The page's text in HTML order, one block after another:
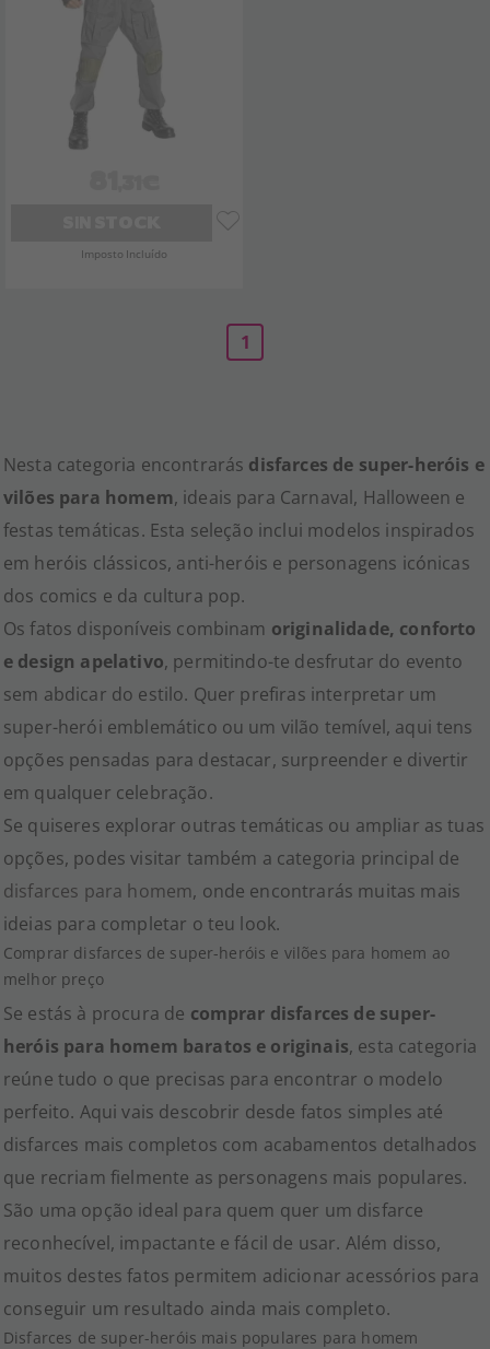
Imposto Incluído
1
Nesta categoria encontrarás disfarces de super-heróis e
vilões para homem, ideais para Carnaval, Halloween e
festas temáticas. Esta seleção inclui modelos inspirados
em heróis clássicos, anti-heróis e personagens icónicas
dos comics e da cultura pop.
Os fatos disponíveis combinam originalidade, conforto
e design apelativo, permitindo-te desfrutar do evento
sem abdicar do estilo. Quer prefiras interpretar um
super-herói emblemático ou um vilão temível, aqui tens
opções pensadas para destacar, surpreender e divertir
em qualquer celebração.
Se quiseres explorar outras temáticas ou ampliar as tuas
opções, podes visitar também a categoria principal de
disfarces para homem, onde encontrarás muitas mais
ideias para completar o teu look.
Comprar disfarces de super-heróis e vilões para homem ao
melhor preço
Se estás à procura de comprar disfarces de super-
heróis para homem baratos e originais, esta categoria
reúne tudo o que precisas para encontrar o modelo
perfeito. Aqui vais descobrir desde fatos simples até
disfarces mais completos com acabamentos detalhados
que recriam fielmente as personagens mais populares.
São uma opção ideal para quem quer um disfarce
reconhecível, impactante e fácil de usar. Além disso,
muitos destes fatos permitem adicionar acessórios para
conseguir um resultado ainda mais completo.
Disfarces de super-heróis mais populares para homem